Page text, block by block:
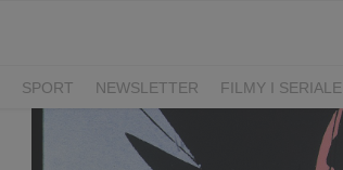
SPORT NEWSLETTER FILMY I SERIALE
ALGORYTM MIŁOŚCI BELFER
DOKUMENT LIFESTYLE